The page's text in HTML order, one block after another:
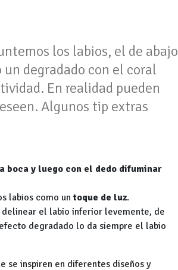
los labios, el de abajo
degradado con el coral
En realidad pueden
Algunos tip extras
boca y luego con el dedo difuminar
labios como untoque de luz.
delinear el labio inferior levemente, de
degradado lo da siempre el labio
se inspiren en diferentes diseños y